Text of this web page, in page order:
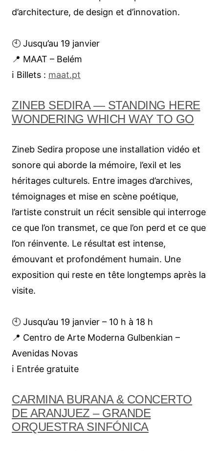
d’architecture, de design et d’innovation.
🕙 Jusqu’au 19 janvier
📍 MAAT – Belém
ℹ︎ Billets : maat.pt
ZINEB SEDIRA — STANDING HERE
WONDERING WHICH WAY TO GO
Zineb Sedira propose une installation vidéo et
sonore qui aborde la mémoire, l’exil et les
héritages culturels. Entre images d’archives,
témoignages et mise en scène poétique,
l’artiste construit un récit sensible qui interroge
ce que l’on transmet, ce que l’on perd et ce que
l’on réinvente. Le résultat est intense,
émouvant et profondément humain. Une
exposition qui reste en tête longtemps après la
visite.
🕙 Jusqu’au 19 janvier – 10 h à 18 h
📍 Centro de Arte Moderna Gulbenkian –
Avenidas Novas
ℹ︎ Entrée gratuite
CARMINA BURANA & CONCERTO
DE ARANJUEZ – GRANDE
ORQUESTRA SINFÓNICA